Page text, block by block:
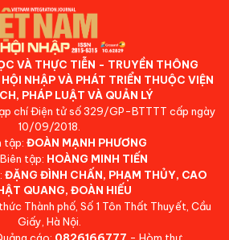
VÀ THỰC TIỄN - TRUYỀN THÔNG
NHẬP VÀ PHÁT TRIỂN THUỘC VIỆN
PHÁP LUẬT VÀ QUẢN LÝ
chí Điện tử số 329/GP-BTTTT cấp ngày
10/09/2018.
tập: ĐOÀN MẠNH PHƯƠNG
tập: HOÀNG MINH TIẾN
ĐẶNG ĐÌNH CHẤN, PHẠM THỦY, CAO
QUANG, ĐOÀN HIẾU
Thành phố, Số 1 Tôn Thất Thuyết, Cầu
Giấy, Hà Nội.
cáo: 0826166777 - Hòm thư: